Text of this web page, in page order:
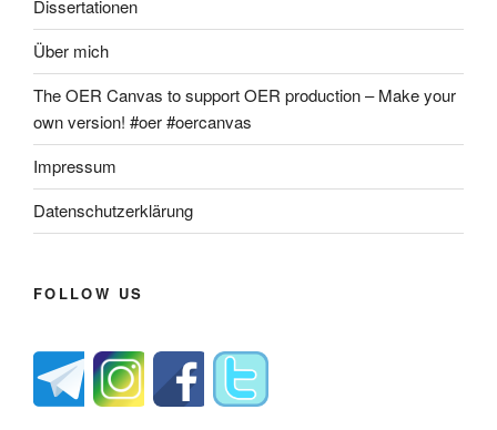
Dissertationen
Über mich
The OER Canvas to support OER production – Make your
own version! #oer #oercanvas
Impressum
Datenschutzerklärung
FOLLOW US